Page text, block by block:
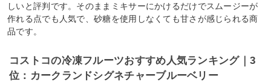
しいと評判です。そのままミキサーにかけるだけでスムージーが
作れる点でも人気で、砂糖を使用しなくても甘さが感じられる商
品です。
コストコの冷凍フルーツおすすめ人気ランキング｜3
位：カークランドシグネチャーブルーベリー